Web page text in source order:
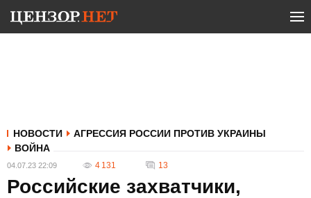
НОВОСТИ
АГРЕССИЯ РОССИИ ПРОТИВ УКРАИНЫ
ВОЙНА
04.07.23 22:09 4 131 13
Российские захватчики,